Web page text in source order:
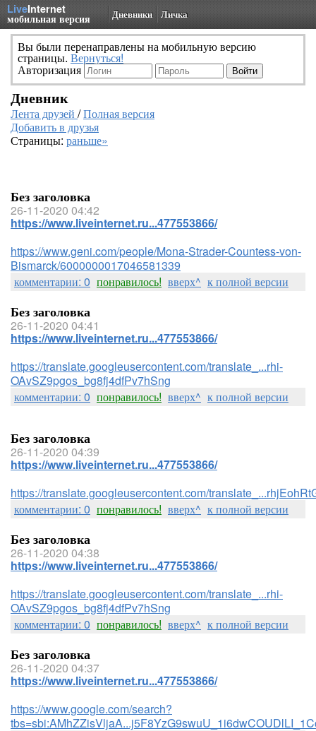
LiveInternet
мобильная версия Дневники Личка
Вы были перенаправлены на мобильную версию
страницы. Вернуться!
Авторизация
Дневник
Лента друзей /Полная версия
Добавить в друзья
Страницы: раньше»
Без заголовка
26-11-2020 04:42
https://www.liveinternet.ru...477553866/
https://www.geni.com/people/Mona-Strader-Countess-von-
Bismarck/6000000017046581339
комментарии: 0 понравилось! вверх^ к полной версии
Без заголовка
26-11-2020 04:41
https://www.liveinternet.ru...477553866/
https://translate.googleusercontent.com/translate_...rhi-
OAvSZ9pgos_bg8fj4dfPv7hSng
комментарии: 0 понравилось! вверх^ к полной версии
Без заголовка
26-11-2020 04:39
https://www.liveinternet.ru...477553866/
https://translate.googleusercontent.com/
комментарии: 0 понравилось! вверх^ к полной версии
Без заголовка
26-11-2020 04:38
https://www.liveinternet.ru...477553866/
https://translate.googleusercontent.com/translate_...rhi-
OAvSZ9pgos_bg8fj4dfPv7hSng
комментарии: 0 понравилось! вверх^ к полной версии
Без заголовка
26-11-2020 04:37
https://www.liveinternet.ru...477553866/
https://www.google.com/search?